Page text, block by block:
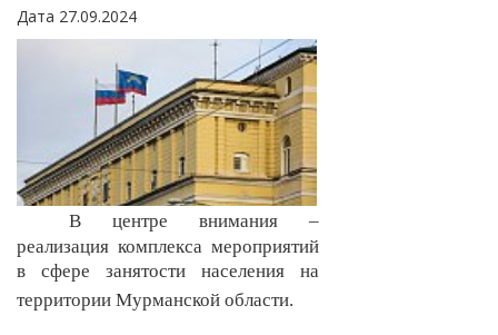
Дата 27.09.2024
В центре внимания –
реализация комплекса мероприятий
в сфере занятости населения на
территории Мурманской области.